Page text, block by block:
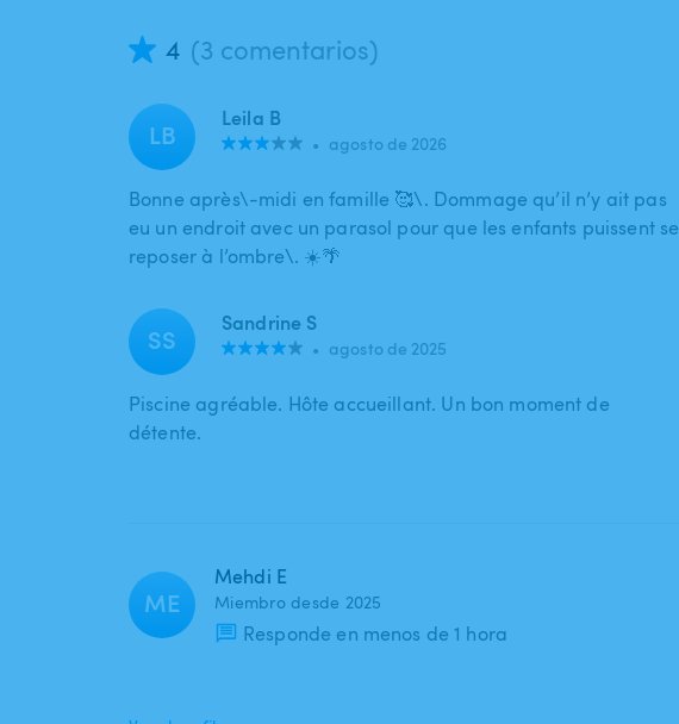
4 (3 comentarios)
LB Leila B
• agosto de 2026
Bonne après\-midi en famille 🥰\. Dommage qu’il n’y ait pas
eu un endroit avec un parasol pour que les enfants puissent se
reposer à l’ombre\. ☀️🌴
SS Sandrine S
• agosto de 2025
Piscine agréable. Hôte accueillant. Un bon moment de
détente.
ME
Mehdi E
Miembro desde 2025
Responde en menos de 1 hora